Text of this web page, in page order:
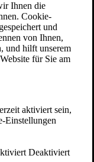
Ihnen die
Cookie-
und
von Ihnen,
und hilft unserem
für Sie am
aktiviert sein,
Einstellungen
Deaktiviert